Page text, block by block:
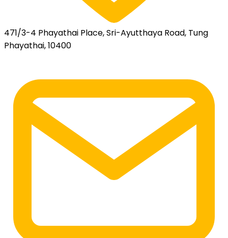
471/3-4 Phayathai Place, Sri-Ayutthaya Road, Tung
Phayathai, 10400